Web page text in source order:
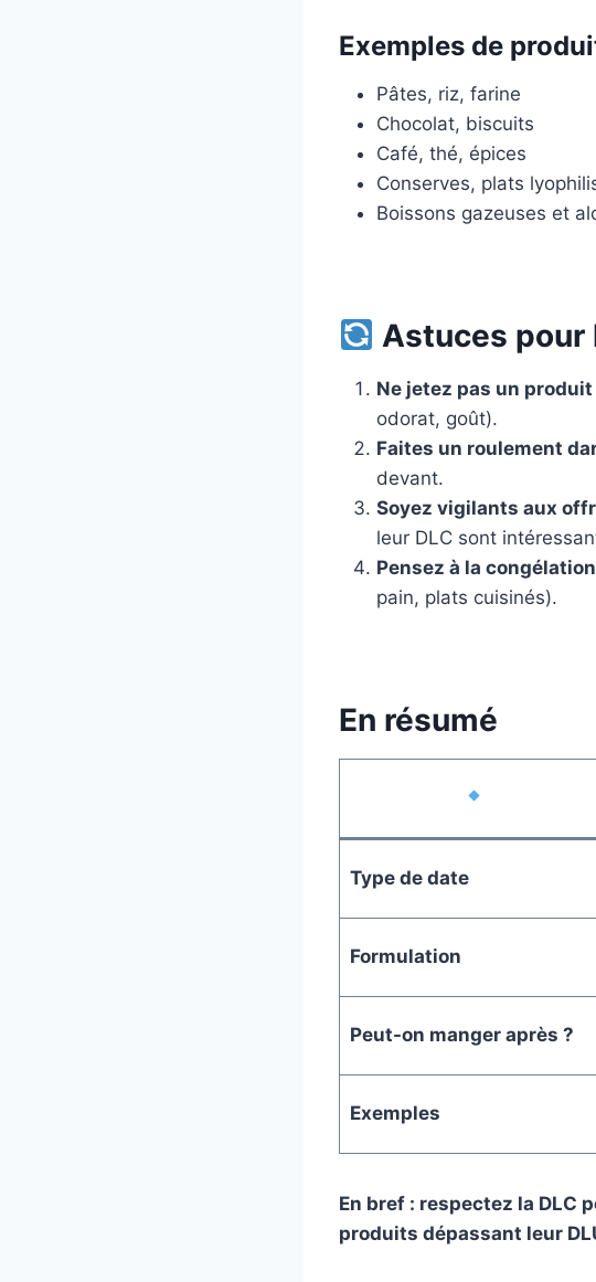
Exemples de
Pâtes, riz, farine
Chocolat, biscuits
Café, thé, épices
Conserves, plats
Boissons gazeuses et
Astuces
Ne jetez pas un
odorat, goût).
Faites un roulement
devant.
Soyez vigilants aux
leur DLC sont
Pensez à la congélation
pain, plats cuisinés).
En résumé
Type de date
Formulation
Peut-on manger après ?
Exemples
En bref : respectez la DLC
produits dépassant leur